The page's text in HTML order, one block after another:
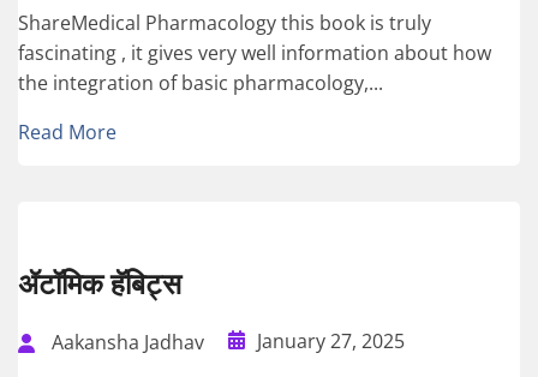
ShareMedical Pharmacology this book is truly
fascinating , it gives very well information about how
the integration of basic pharmacology,...
Read More
ॲटॉमिक हॅबिट्स
Aakansha Jadhav
January 27, 2025